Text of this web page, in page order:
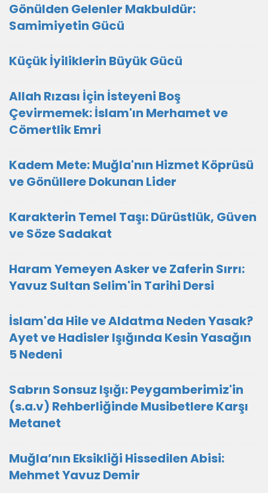
​Gönülden Gelenler Makbuldür:
Samimiyetin Gücü
Küçük İyiliklerin Büyük Gücü
Allah Rızası İçin İsteyeni Boş
Çevirmemek: İslam'ın Merhamet ve
Cömertlik Emri
Kadem Mete: Muğla'nın Hizmet Köprüsü
ve Gönüllere Dokunan Lider
Karakterin Temel Taşı: Dürüstlük, Güven
ve Söze Sadakat
Haram Yemeyen Asker ve Zaferin Sırrı:
Yavuz Sultan Selim'in Tarihi Dersi
İslam'da Hile ve Aldatma Neden Yasak?
Ayet ve Hadisler Işığında Kesin Yasağın
5 Nedeni
Sabrın Sonsuz Işığı: Peygamberimiz'in
(s.a.v) Rehberliğinde Musibetlere Karşı
Metanet
Muğla’nın Eksikliği Hissedilen Abisi:
Mehmet Yavuz Demir